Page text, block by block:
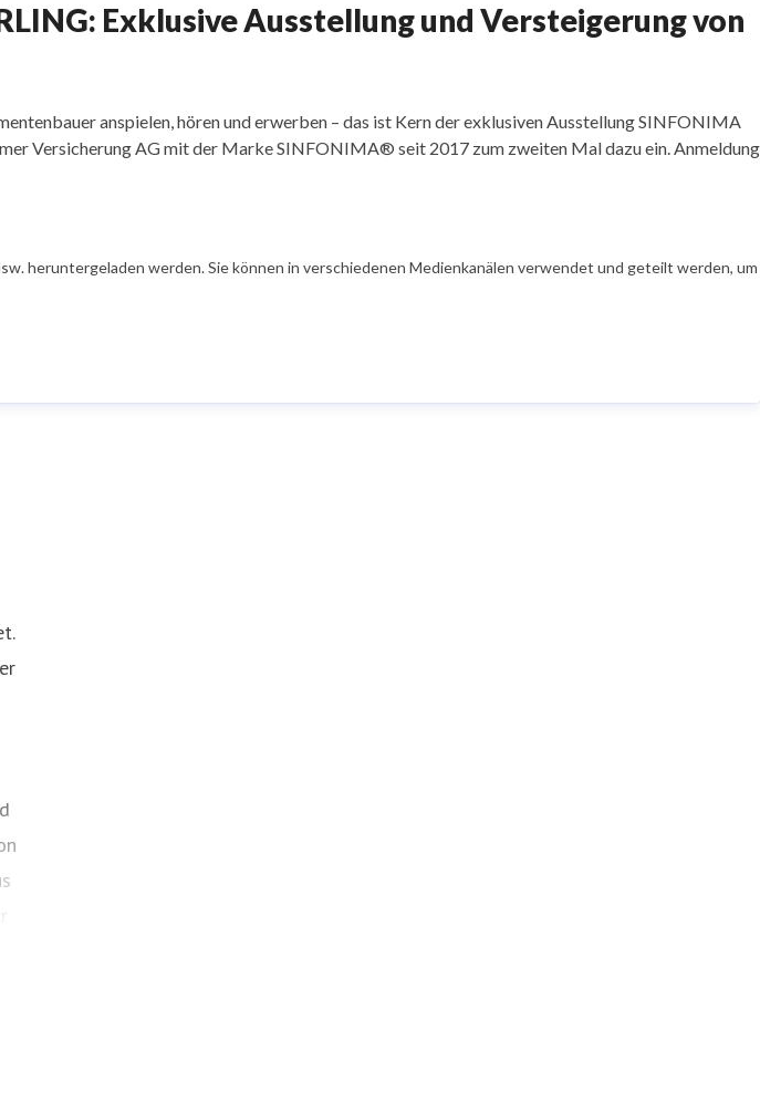
Exklusive Ausstellung und Versteigerung von
anspielen, hören und erwerben – das ist Kern der exklusiven Ausstellung SINFONIMA
Versicherung AG mit der Marke SINFONIMA® seit 2017 zum zweiten Mal dazu ein. Anmeldung
heruntergeladen werden. Sie können in verschiedenen Medienkanälen verwendet und geteilt